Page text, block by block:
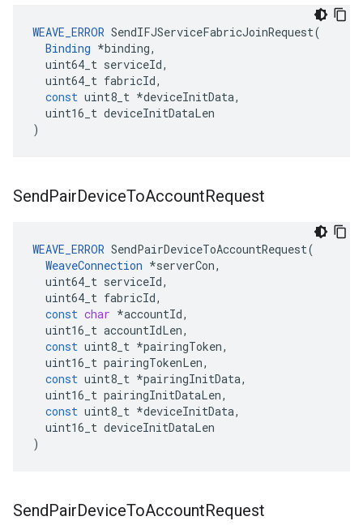
WEAVE_ERROR SendIFJServiceFabricJoinRequest(
Binding *binding,
uint64_t serviceId,
uint64_t fabricId,
const uint8_t *deviceInitData,
uint16_t deviceInitDataLen
)
SendPairDeviceToAccountRequest
WEAVE_ERROR SendPairDeviceToAccountRequest(
WeaveConnection *serverCon,
uint64_t serviceId,
uint64_t fabricId,
const char *accountId,
uint16_t accountIdLen,
const uint8_t *pairingToken,
uint16_t pairingTokenLen,
const uint8_t *pairingInitData,
uint16_t pairingInitDataLen,
const uint8_t *deviceInitData,
uint16_t deviceInitDataLen
)
SendPairDeviceToAccountRequest